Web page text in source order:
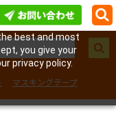
best and most
you give your
privacy policy.
マスキングテープ